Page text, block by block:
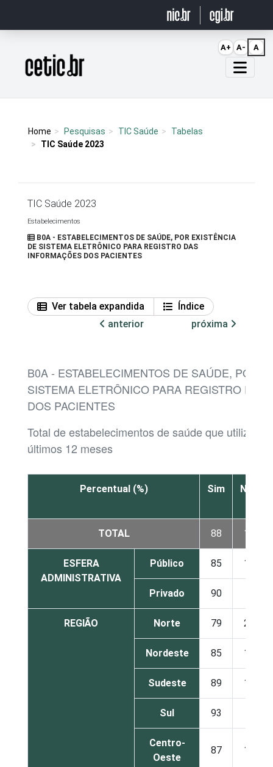
Página inicial
Home Pesquisas TIC Saúde
Tabelas
TIC Saúde 2023
TIC Saúde 2023
Estabelecimentos
B0A - ESTABELECIMENTOS DE SAÚDE, POR EXISTÊNCIA
DE SISTEMA ELETRÔNICO PARA REGISTRO DAS
INFORMAÇÕES DOS PACIENTES
Ver tabela expandida
Índice
anterior
próxima
B0A - ESTABELECIMENTOS DE SAÚDE, POR
SISTEMA ELETRÔNICO PARA REGISTRO DAS
DOS PACIENTES
Total de estabelecimentos de saúde que
últimos 12 meses
Percentual (%) Sim Não
TOTAL 88 12
ESFERA
ADMINISTRATIVA
Público 85 14
Privado 90
REGIÃO Norte 79 21
Nordeste 85 15
Sudeste 89 10
Sul 93
Centro-
Oeste
87 13
A+ A- A